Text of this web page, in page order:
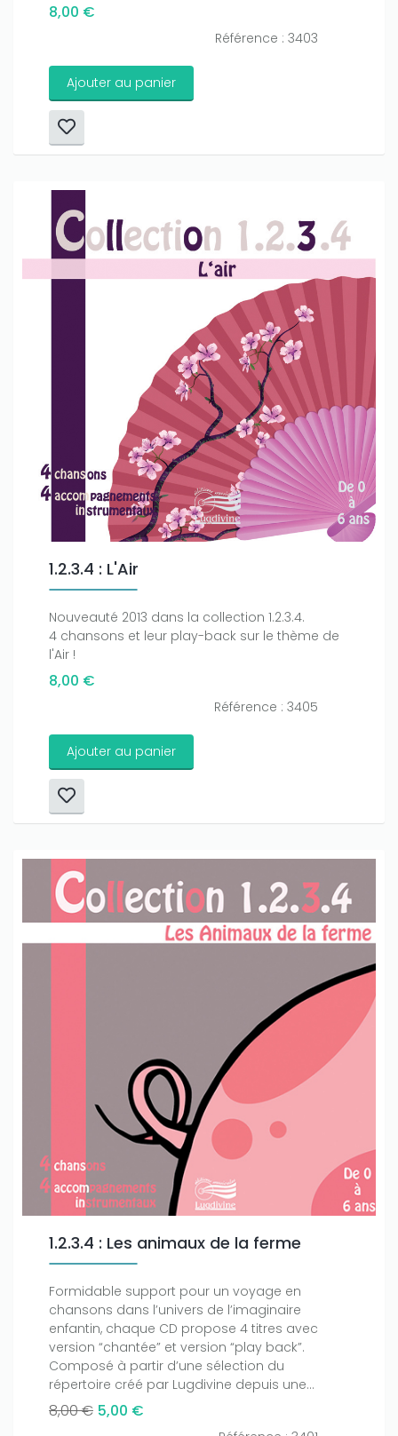
8,00 €
Référence : 3403
Ajouter au panier
1.2.3.4 : L'Air
Nouveauté 2013 dans la collection 1.2.3.4.
4 chansons et leur play-back sur le thème de
l'Air !
8,00 €
Référence : 3405
Ajouter au panier
1.2.3.4 : Les animaux de la ferme
Formidable support pour un voyage en
chansons dans l’univers de l’imaginaire
enfantin, chaque CD propose 4 titres avec
version “chantée” et version “play back”.
Composé à partir d’une sélection du
répertoire créé par Lugdivine depuis une...
8,00 € 5,00 €